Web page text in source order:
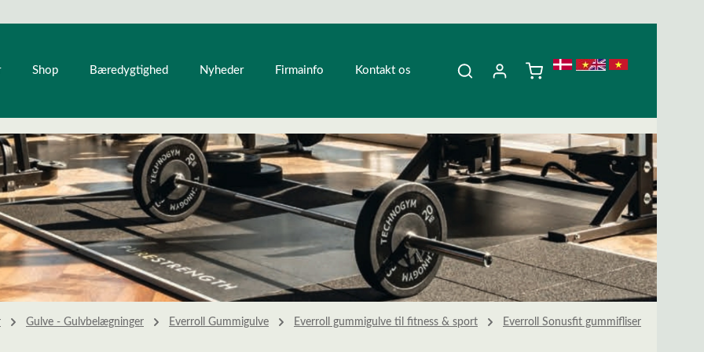
Shop Bæredygtighed Nyheder Firmainfo Kontakt os
Gulve - Gulvbelægninger Everroll Gummigulve Everroll gummigulve til fitness & sport Everroll Sonusfit gummifliser